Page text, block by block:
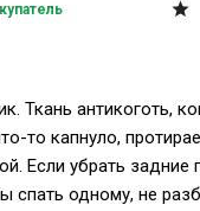
Ткань антикоготь,
то капнуло,
Если убрать задние
спать одному, не